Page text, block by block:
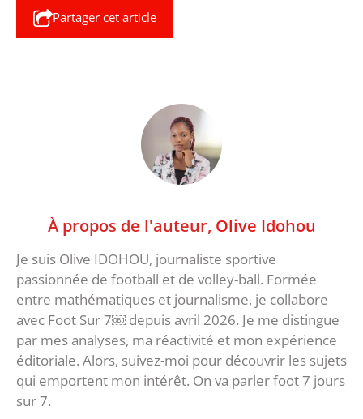
Partager cet article
À propos de l'auteur, Olive Idohou
Je suis Olive IDOHOU, journaliste sportive
passionnée de football et de volley-ball. Formée
entre mathématiques et journalisme, je collabore
avec Foot Sur 7￼ depuis avril 2026. Je me distingue
par mes analyses, ma réactivité et mon expérience
éditoriale. Alors, suivez-moi pour découvrir les sujets
qui emportent mon intérêt. On va parler foot 7 jours
sur 7.